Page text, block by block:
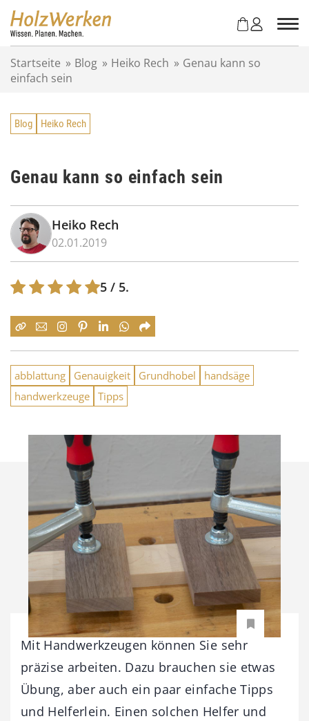
Startseite » Blog » Heiko Rech » Genau kann so
einfach sein
Blog Heiko Rech
Genau kann so einfach sein
Heiko Rech
02.01.2019
5 / 5.
abblattung Genauigkeit Grundhobel
handsäge
handwerkzeuge Tipps
Mit Handwerkzeugen können Sie sehr
präzise arbeiten. Dazu brauchen sie etwas
Übung, aber auch ein paar einfache Tipps
und Helferlein. Einen solchen Helfer und